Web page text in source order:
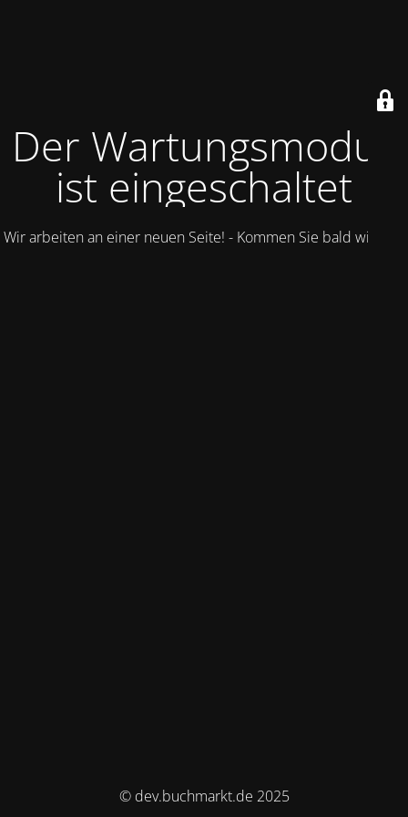
Der Wartungsmodus
ist eingeschaltet
Wir arbeiten an einer neuen Seite! - Kommen Sie bald wieder.
© dev.buchmarkt.de 2025